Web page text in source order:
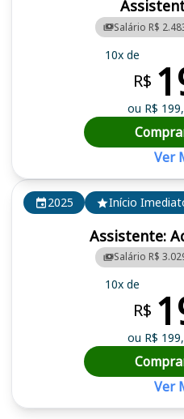
2025 Início
Assistente:
Salário R$
10x de
R$
ou R$
Ver
Salário R$
10x de
R$
ou R$
Ver